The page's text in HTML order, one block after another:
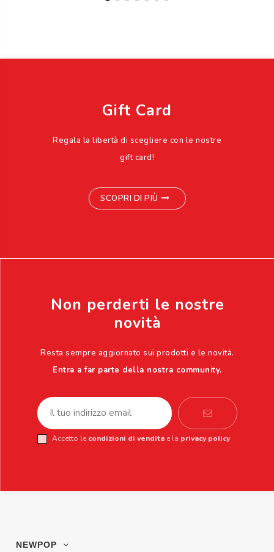
Gift Card
Regala la libertà di scegliere con le nostre
gift card!
SCOPRI DI PIÙ
Non perderti le nostre
novità
Resta sempre aggiornato sui prodotti e le novità.
Entra a far parte della nostra community.
Accetto le condizioni di venditae la privacy policy
NEWPOP